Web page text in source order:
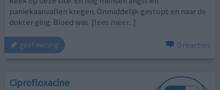
paniekaanvallen kregen. Onmiddelijk gestopt en naar de
dokter ging. Bloed was [lees meer...]
geef mening 0 reacties
Ciprofloxacine